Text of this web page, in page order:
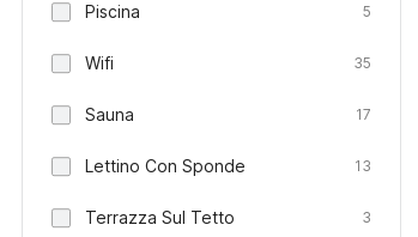
Piscina 5
Wifi 35
Sauna 17
Lettino Con Sponde 13
Terrazza Sul Tetto 3